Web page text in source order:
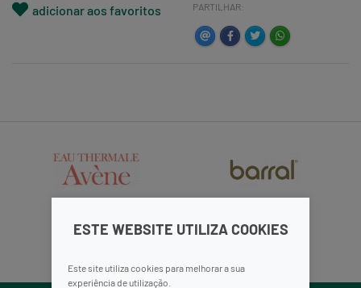
ESTE WEBSITE UTILIZA COOKIES
Este site utiliza cookies para melhorar a sua
experiência de utilização.
adicionar aos favoritos PARTILHAR: